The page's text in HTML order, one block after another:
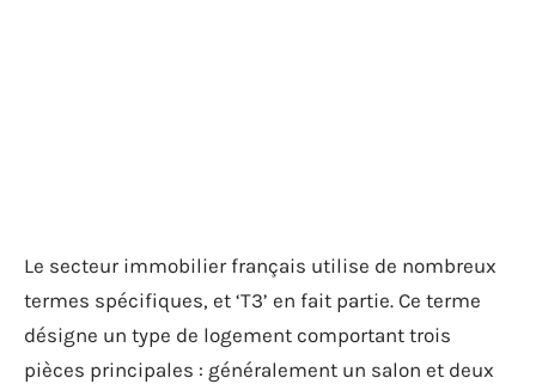
Le secteur immobilier français utilise de nombreux
termes spécifiques, et ‘T3’ en fait partie. Ce terme
désigne un type de logement comportant trois
pièces principales : généralement un salon et deux